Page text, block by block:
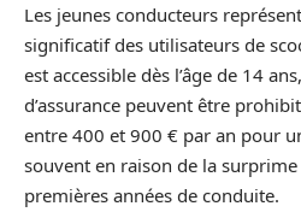
Les jeunes conducteurs
significatif des utilisateurs de
est accessible dès l’âge de 14
d’assurance peuvent être
entre 400 et 900 € par an pour
souvent en raison de la
premières années de conduite.